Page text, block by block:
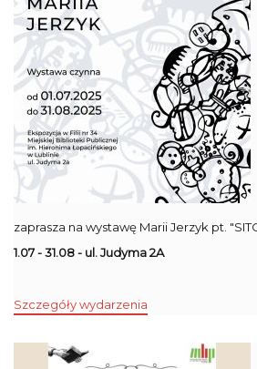
zaprasza na wystawę Marii Jerzyk pt.
1.07 - 31.08 - ul. Judyma 2A
Szczegóły wydarzenia